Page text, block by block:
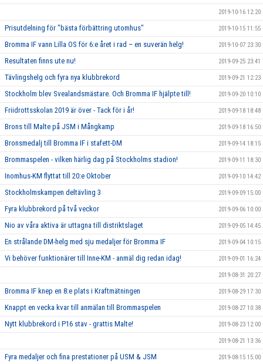
2019-10-16 12:20
Prisutdelning för "bästa förbättring utomhus" 2019-10-15 11:55
Bromma IF vann Lilla OS för 6:e året i rad – en suverän helg! 2019-10-07 23:30
Resultaten finns ute nu! 2019-09-25 23:41
Tävlingshelg och fyra nya klubbrekord 2019-09-21 12:23
Stockholm blev Svealandsmästare. Och Bromma IF hjälpte till! 2019-09-20 10:10
Friidrottsskolan 2019 är över - Tack för i år! 2019-09-18 18:48
Brons till Malte på JSM i Mångkamp 2019-09-18 16:50
Bronsmedalj till Bromma IF i stafett-DM 2019-09-14 18:15
Brommaspelen - vilken härlig dag på Stockholms stadion! 2019-09-11 18:30
Inomhus-KM flyttat till 20:e Oktober 2019-09-10 14:42
Stockholmskampen deltävling 3 2019-09-09 15:00
Fyra klubbrekord på två veckor 2019-09-06 10:00
Nio av våra aktiva är uttagna till distriktslaget 2019-09-05 14:45
En strålande DM-helg med sju medaljer för Bromma IF 2019-09-04 10:15
Vi behöver funktionärer till Inne-KM - anmäl dig redan idag! 2019-09-01 16:24
2019-08-31 20:27
Bromma IF knep en 8:e plats i Kraftmätningen 2019-08-29 17:30
Knappt en vecka kvar till anmälan till Brommaspelen 2019-08-27 10:38
Nytt klubbrekord i P16 stav - grattis Malte! 2019-08-23 12:00
2019-08-21 13:36
Fyra medaljer och fina prestationer på USM & JSM 2019-08-15 15:00